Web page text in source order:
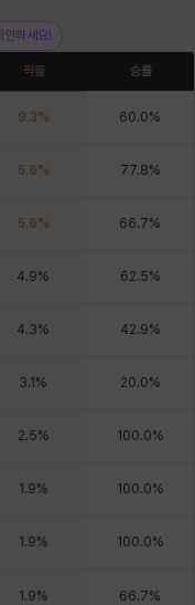
인하세요!
픽률 승률
9.3% 60.0%
5.6% 77.8%
5.6% 66.7%
4.9% 62.5%
4.3% 42.9%
3.1 % 20.0%
2.5% 100.0%
1.9% 100.0%
1.9% 100.0%
1.9% 66.7%